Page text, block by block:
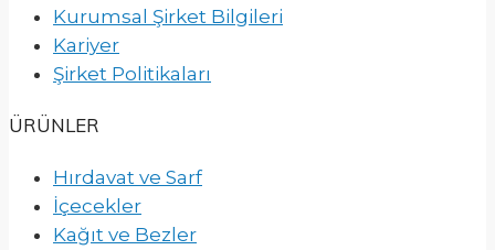
Kurumsal Şirket Bilgileri
Kariyer
Şirket Politikaları
ÜRÜNLER
Hırdavat ve Sarf
İçecekler
Kağıt ve Bezler